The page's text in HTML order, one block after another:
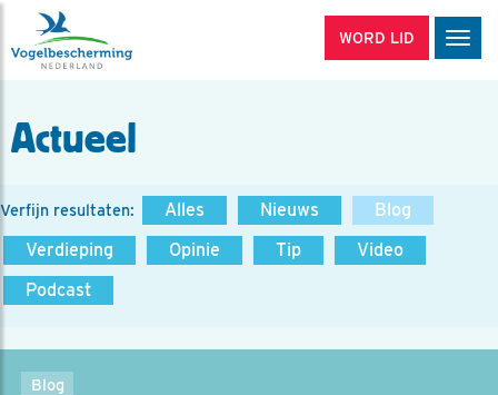
WORD LID
Actueel
Verfijn resultaten: Alles Nieuws
Blog
Verdieping
Opinie Tip
Video
Podcast
Blog